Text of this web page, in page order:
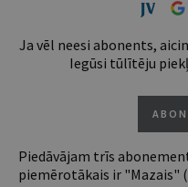
Ja vēl neesi abonents,
Iegūsi tūlītēju
Piedāvājam trīs
piemērotākais ir "Mazais"